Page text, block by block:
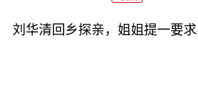
刘华清回乡探亲，姐姐提一要